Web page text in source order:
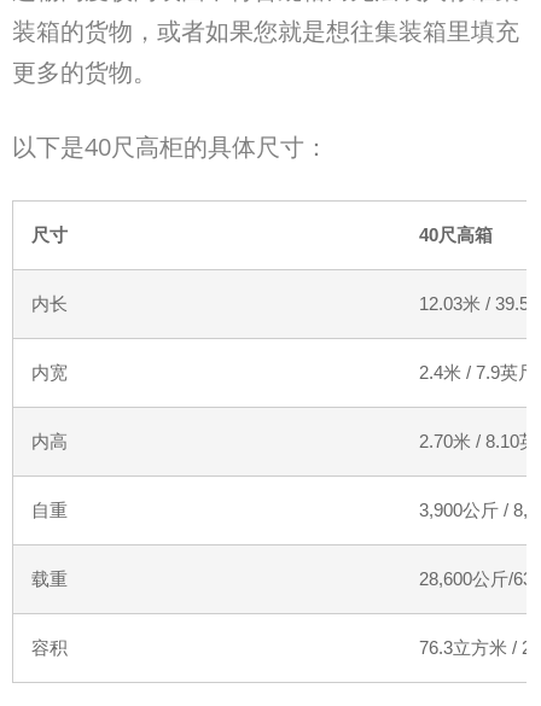
装箱的货物，或者如果您就是想往集装箱里填充
更多的货物。
以下是40尺高柜的具体尺寸：
尺寸 40尺高箱
内长 12.03米 / 39.5
内宽 2.4米 / 7.9英尺
内高 2.70米 / 8.10英
自重 3,900公斤 /
载重 28,600公斤/
容积 76.3立方米 /